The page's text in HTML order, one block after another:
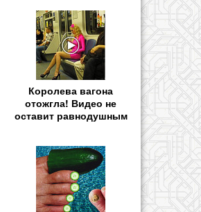
Королева вагона
отожгла! Видео не
оставит равнодушным